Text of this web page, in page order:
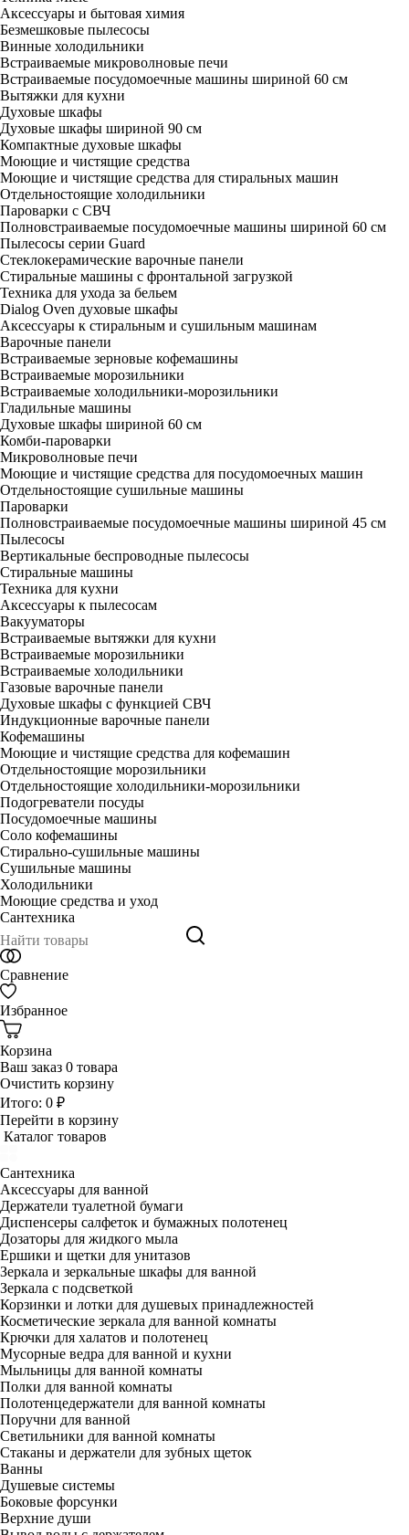
Аксессуары и бытовая химия
Безмешковые пылесосы
Винные холодильники
Встраиваемые микроволновые печи
Встраиваемые посудомоечные машины шириной 60 см
Вытяжки для кухни
Духовые шкафы
Духовые шкафы шириной 90 см
Компактные духовые шкафы
Моющие и чистящие средства
Моющие и чистящие средства для стиральных машин
Отдельностоящие холодильники
Пароварки с СВЧ
Полновстраиваемые посудомоечные машины шириной 60 см
Пылесосы серии Guard
Стеклокерамические варочные панели
Стиральные машины с фронтальной загрузкой
Техника для ухода за бельем
Dialog Oven духовые шкафы
Аксессуары к стиральным и сушильным машинам
Варочные панели
Встраиваемые зерновые кофемашины
Встраиваемые морозильники
Встраиваемые холодильники-морозильники
Гладильные машины
Духовые шкафы шириной 60 см
Комби-пароварки
Микроволновые печи
Моющие и чистящие средства для посудомоечных машин
Отдельностоящие сушильные машины
Пароварки
Полновстраиваемые посудомоечные машины шириной 45 см
Пылесосы
Вертикальные беспроводные пылесосы
Стиральные машины
Техника для кухни
Аксессуары к пылесосам
Вакууматоры
Встраиваемые вытяжки для кухни
Встраиваемые морозильники
Встраиваемые холодильники
Газовые варочные панели
Духовые шкафы с функцией СВЧ
Индукционные варочные панели
Кофемашины
Моющие и чистящие средства для кофемашин
Отдельностоящие морозильники
Отдельностоящие холодильники-морозильники
Подогреватели посуды
Посудомоечные машины
Соло кофемашины
Стирально-сушильные машины
Сушильные машины
Холодильники
Моющие средства и уход
Сантехника
Сравнение
Избранное
Корзина
Ваш заказ 0 товара
Очистить корзину
Итого: 0 ₽
Перейти в корзину
Каталог товаров
Сантехника
Аксессуары для ванной
Держатели туалетной бумаги
Диспенсеры салфеток и бумажных полотенец
Дозаторы для жидкого мыла
Ершики и щетки для унитазов
Зеркала и зеркальные шкафы для ванной
Зеркала с подсветкой
Корзинки и лотки для душевых принадлежностей
Косметические зеркала для ванной комнаты
Крючки для халатов и полотенец
Мусорные ведра для ванной и кухни
Мыльницы для ванной комнаты
Полки для ванной комнаты
Полотенцедержатели для ванной комнаты
Поручни для ванной
Светильники для ванной комнаты
Стаканы и держатели для зубных щеток
Ванны
Душевые системы
Боковые форсунки
Верхние души